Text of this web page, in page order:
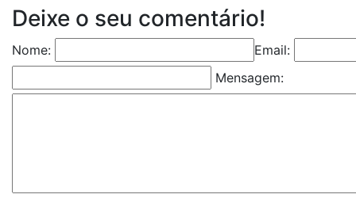
Deixe o seu comentário!
Nome:
Email:
Mensagem: